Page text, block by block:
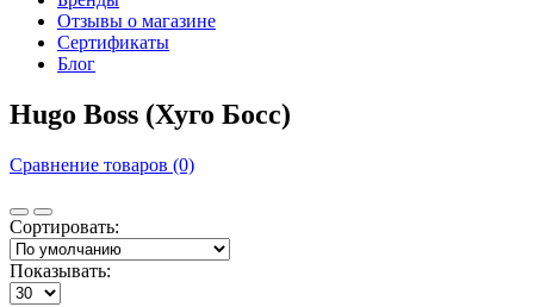
Отзывы о магазине
Сертификаты
Блог
Hugo Boss (Хуго Босс)
Сравнение товаров (0)
Сортировать:
Показывать: